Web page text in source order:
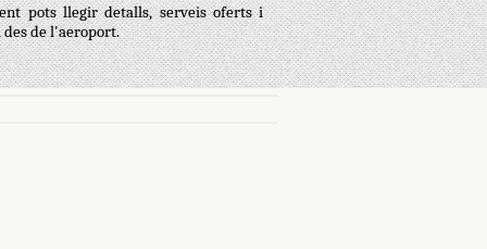
pots llegir detalls, serveis oferts i
des de l'aeroport.